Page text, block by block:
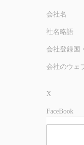
会社名
社名略語
会社登録国
会社のウェ
X
FaceBook